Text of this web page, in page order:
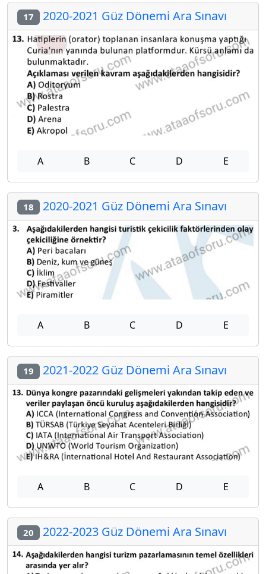
17 2020-2021 Güz Dönemi Ara Sınavı
A B C D E
18 2020-2021 Güz Dönemi Ara Sınavı
A B C D E
19 2021-2022 Güz Dönemi Ara Sınavı
A B C D E
20 2022-2023 Güz Dönemi Ara Sınavı